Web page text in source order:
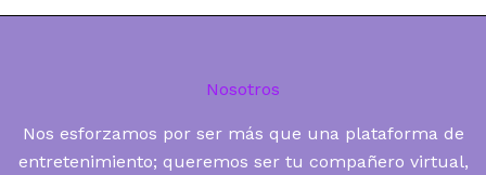
Nosotros
Nos esforzamos por ser más que una plataforma de
entretenimiento; queremos ser tu compañero virtual,